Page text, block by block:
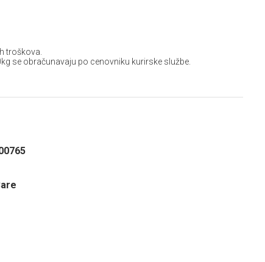
troškova.
se obračunavaju po cenovniku kurirske službe.